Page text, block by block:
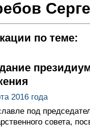
по теме:
2016 года
под
совета,